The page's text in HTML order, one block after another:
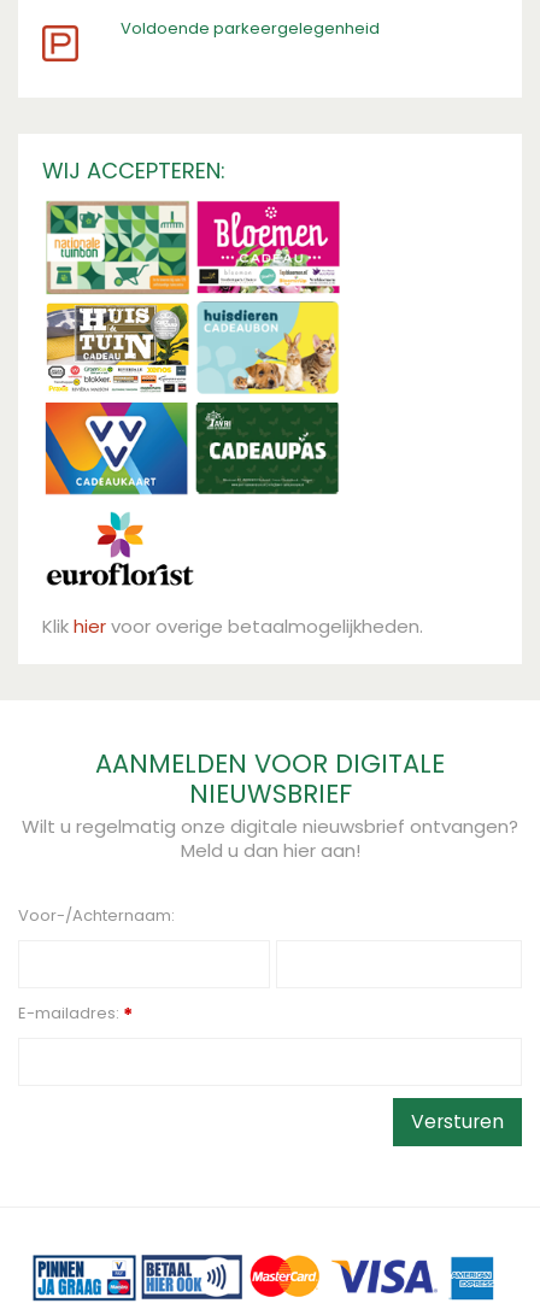
​Voldoende parkeergelegenheid
WIJ ACCEPTEREN:
Klikhiervoor overige betaalmogelijkheden.
AANMELDEN VOOR DIGITALE
NIEUWSBRIEF
Wilt u regelmatig onze digitale nieuwsbrief ontvangen?
Meld u dan hier aan!
Voor-/Achternaam:
E-mailadres: *